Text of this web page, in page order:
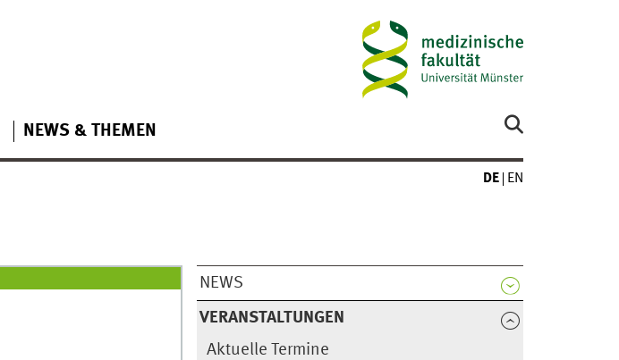
NEWS & THEMEN
DE EN
NEWS
VERANSTALTUNGEN
Aktuelle Termine